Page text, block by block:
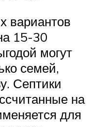
вариантов
15-30
могут
семей,
Септики
на
для